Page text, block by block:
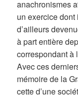
anachronismes
un exercice dont
d’ailleurs
à part entière
correspondant à
Avec ces
mémoire de la
cette d’une